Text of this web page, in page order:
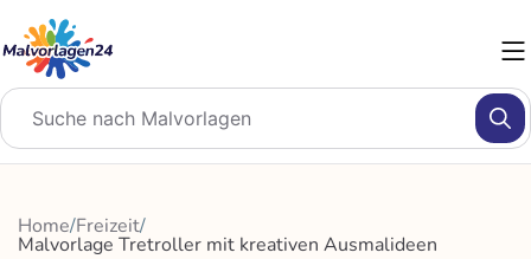
Inhalt
springen
Home/Freizeit/
Malvorlage Tretroller mit kreativen Ausmalideen